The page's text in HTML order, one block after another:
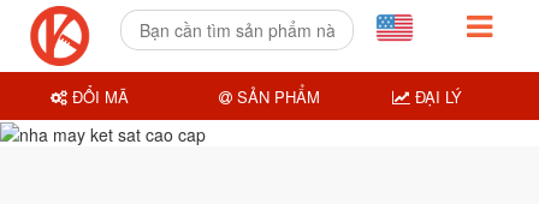
ĐỔI MÃ SẢN PHẨM ĐẠI LÝ